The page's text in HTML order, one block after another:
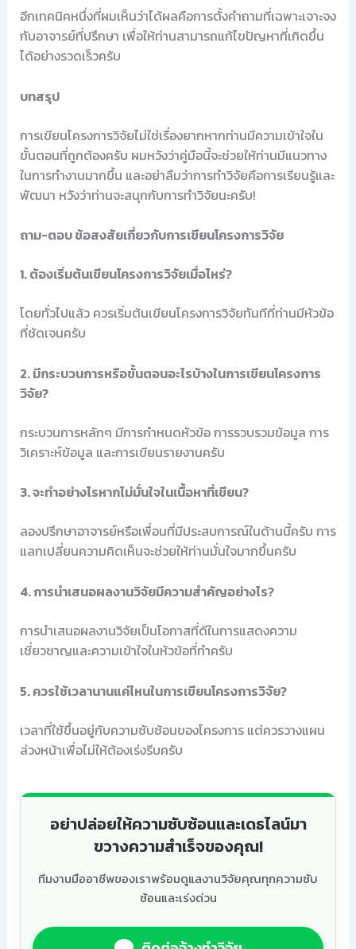
อีกเทคนิคหนึ่งที่ผมเห็นว่าได้ผลคือการตั้งคำถามที่เฉพาะเจาะจง
กับอาจารย์ที่ปรึกษา เพื่อให้ท่านสามารถแก้ไขปัญหาที่เกิดขึ้น
ได้อย่างรวดเร็วครับ
บทสรุป
การเขียนโครงการวิจัยไม่ใช่เรื่องยากหากท่านมีความเข้าใจใน
ขั้นตอนที่ถูกต้องครับ ผมหวังว่าคู่มือนี้จะช่วยให้ท่านมีแนวทาง
ในการทำงานมากขึ้น และอย่าลืมว่าการทำวิจัยคือการเรียนรู้และ
พัฒนา หวังว่าท่านจะสนุกกับการทำวิจัยนะครับ!
ถาม-ตอบ ข้อสงสัยเกี่ยวกับการเขียนโครงการวิจัย
1. ต้องเริ่มต้นเขียนโครงการวิจัยเมื่อไหร่?
โดยทั่วไปแล้ว ควรเริ่มต้นเขียนโครงการวิจัยทันทีที่ท่านมีหัวข้อ
ที่ชัดเจนครับ
2. มีกระบวนการหรือขั้นตอนอะไรบ้างในการเขียนโครงการ
วิจัย?
กระบวนการหลักๆ มีการกำหนดหัวข้อ การรวบรวมข้อมูล การ
วิเคราะห์ข้อมูล และการเขียนรายงานครับ
3. จะทำอย่างไรหากไม่มั่นใจในเนื้อหาที่เขียน?
ลองปรึกษาอาจารย์หรือเพื่อนที่มีประสบการณ์ในด้านนี้ครับ การ
แลกเปลี่ยนความคิดเห็นจะช่วยให้ท่านมั่นใจมากขึ้นครับ
4. การนำเสนอผลงานวิจัยมีความสำคัญอย่างไร?
การนำเสนอผลงานวิจัยเป็นโอกาสที่ดีในการแสดงความ
เชี่ยวชาญและความเข้าใจในหัวข้อที่ทำครับ
5. ควรใช้เวลานานแค่ไหนในการเขียนโครงการวิจัย?
เวลาที่ใช้ขึ้นอยู่กับความซับซ้อนของโครงการ แต่ควรวางแผน
ล่วงหน้าเพื่อไม่ให้ต้องเร่งรีบครับ
อย่าปล่อยให้ความซับซ้อนและเดธไลน์มา
ขวางความสำเร็จของคุณ!
ทีมงานมืออาชีพของเราพร้อมดูแลงานวิจัยคุณทุกความซับ
ซ้อนและเร่งด่วน